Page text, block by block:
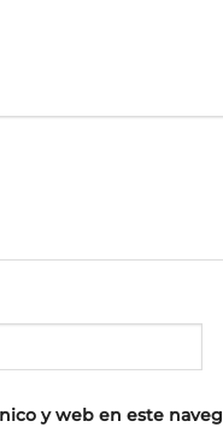
y web en este